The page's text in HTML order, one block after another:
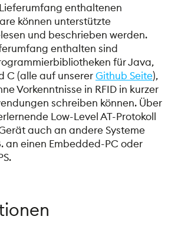
enthaltenen
können unterstützte
und beschrieben werden.
enthalten sind
für Java,
C (alle auf unsererGithub Seite),
Vorkenntnisse in RFID in kurzer
schreiben können. Über
Low-Level AT-Protokoll
auch an andere Systeme
an einen Embedded-PC oder